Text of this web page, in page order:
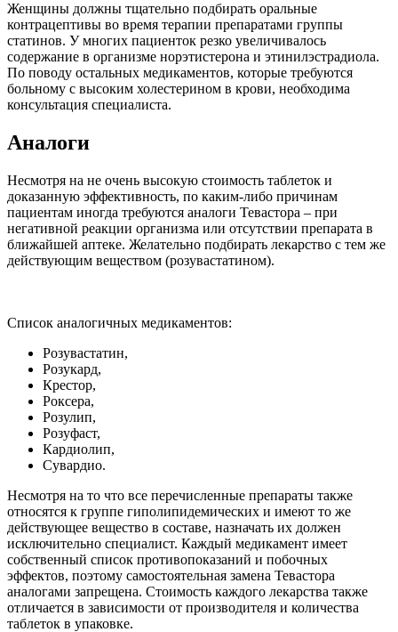
Женщины должны тщательно подбирать оральные
контрацептивы во время терапии препаратами группы
статинов. У многих пациенток резко увеличивалось
содержание в организме норэтистерона и этинилэстрадиола.
По поводу остальных медикаментов, которые требуются
больному с высоким холестерином в крови, необходима
консультация специалиста.
Аналоги
Несмотря на не очень высокую стоимость таблеток и
доказанную эффективность, по каким-либо причинам
пациентам иногда требуются аналоги Тевастора – при
негативной реакции организма или отсутствии препарата в
ближайшей аптеке. Желательно подбирать лекарство с тем же
действующим веществом (розувастатином).
Список аналогичных медикаментов:
Розувастатин,
Розукард,
Крестор,
Роксера,
Розулип,
Розуфаст,
Кардиолип,
Сувардио.
Несмотря на то что все перечисленные препараты также
относятся к группе гиполипидемических и имеют то же
действующее вещество в составе, назначать их должен
исключительно специалист. Каждый медикамент имеет
собственный список противопоказаний и побочных
эффектов, поэтому самостоятельная замена Тевастора
аналогами запрещена. Стоимость каждого лекарства также
отличается в зависимости от производителя и количества
таблеток в упаковке.